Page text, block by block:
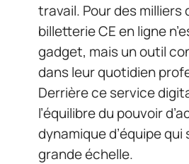
travail. Pour des milliers
billetterie CE en ligne
gadget, mais un outil
dans leur quotidien
Derrière ce service
l’équilibre du pouvoir
dynamique d’équipe qui
grande échelle.